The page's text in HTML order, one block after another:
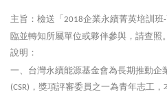
主旨：檢送「 2018企業永續菁英培訓班-
臨並轉知所屬單位或夥伴參與，請查照。
說明：
一、台灣永續能源基金會為長期推動企
(CSR) ，獎項評審委員之一為青年志工